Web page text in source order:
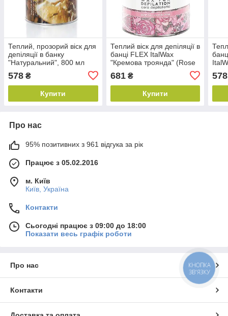
Теплий, прозорий віск для
депіляції в банку
"Натуральний", 800 мл
578 ₴
Купити
Теплий віск для депіляції в
банці FLEX ItalWax
"Кремова троянда" (Rose
681₴
Купити
578
Про нас
95% позитивних з 961 відгука за рік
Працює з 05.02.2016
м. Київ
Київ, Україна
Контакти
Сьогодні працює з 09:00 до 18:00
Показати весь графік роботи
Про нас
Контакти
КНОПКА
ЗВ'ЯЗКУ